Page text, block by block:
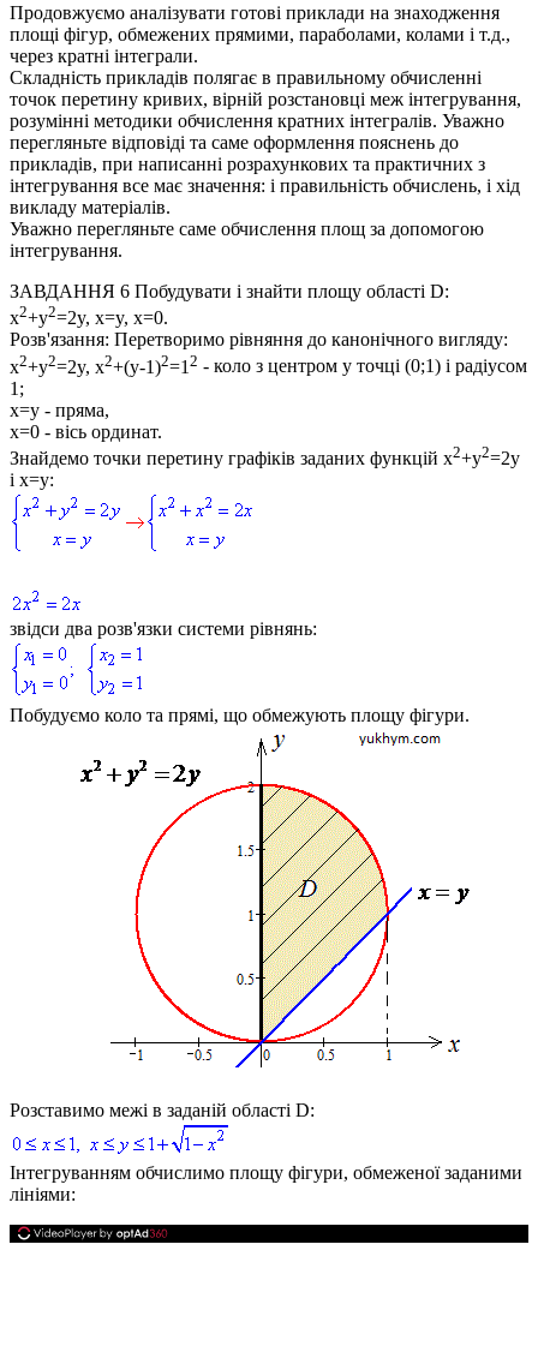
Продовжуємо аналізувати готові приклади на знаходження
площі фігур, обмежених прямими, параболами, колами і т.д.,
через кратні інтеграли.
Складність прикладів полягає в правильному обчисленні
точок перетину кривих, вірній розстановці меж інтегрування,
розумінні методики обчислення кратних інтегралів. Уважно
перегляньте відповіді та саме оформлення пояснень до
прикладів, при написанні розрахункових та практичних з
інтегрування все має значення: і правильність обчислень, і хід
викладу матеріалів.
Уважно перегляньте саме обчислення площ за допомогою
інтегрування.
ЗАВДАННЯ 6 Побудувати і знайти площу області D:
x2+y2=2y, x=y, x=0.
Розв'язання: Перетворимо рівняння до канонічного вигляду:
x2+y2=2y, x2+(y-1)2=1 2 - коло з центром у точці (0;1) і радіусом
1;
x=y - пряма,
x=0 - вісь ординат.
Знайдемо точки перетину графіків заданих функцій x2+y2=2y
і x=y:
звідси два розв'язки системи рівнянь:
Побудуємо коло та прямі, що обмежують площу фігури.
Розставимо межі в заданій області D:
Інтегруванням обчислимо площу фігури, обмеженої заданими
лініями: